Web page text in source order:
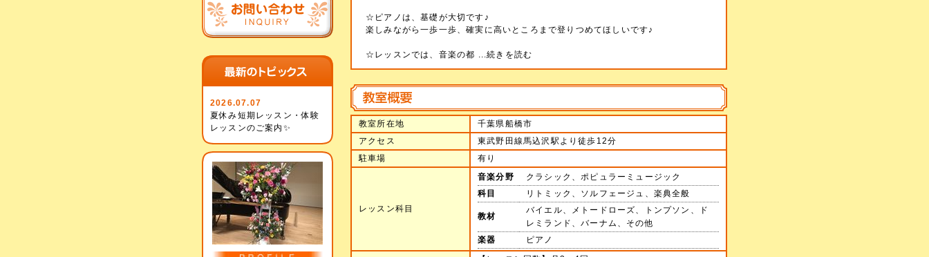
2026.07.07
夏休み短期レッスン・体験
レッスンのご案内✨
☆ピアノは、基礎が大切です♪
楽しみながら一歩一歩、確実に高いところまで登りつめてほしいです♪
☆レッスンでは、音楽の都 ...続きを読む
教室所在地
千葉県船橋市
アクセス
東武野田線馬込沢駅より徒歩12分
駐車場
有り
レッスン科目
音楽分野
クラシック、ポピュラーミュージック
科目
リトミック、ソルフェージュ、楽典全般
教材
バイエル、メトードローズ、トンプソン、ド
レミランド、バーナム、その他
楽器
ピアノ